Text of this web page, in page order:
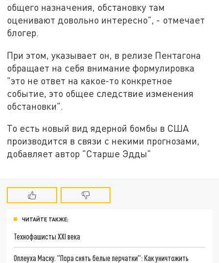
общего назначения, обстановку там
оценивают довольно интересно", - отмечает
блогер.
При этом, указывает он, в релизе Пентагона
обращает на себя внимание формулировка
"это не ответ на какое-то конкретное
событие, это общее следствие изменения
обстановки".
То есть новый вид ядерной бомбы в США
производится в связи с некими прогнозами,
добавляет автор "Старше Эдды"
ЧИТАЙТЕ ТАКЖЕ:
Технофашисты XXI века
Оплеуха Маску. "Пора снять белые перчатки": Как уничтожить